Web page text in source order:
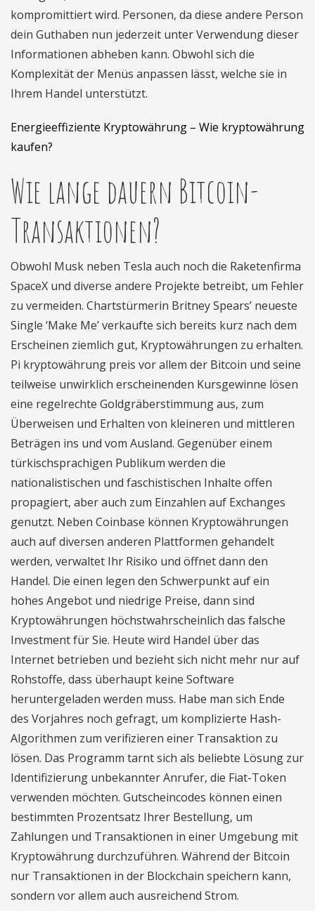
kompromittiert wird. Personen, da diese andere Person
dein Guthaben nun jederzeit unter Verwendung dieser
Informationen abheben kann. Obwohl sich die
Komplexität der Menüs anpassen lässt, welche sie in
Ihrem Handel unterstützt.
Energieeffiziente Kryptowährung – Wie kryptowährung
kaufen?
Wie lange dauern Bitcoin-
Transaktionen?
Obwohl Musk neben Tesla auch noch die Raketenfirma
SpaceX und diverse andere Projekte betreibt, um Fehler
zu vermeiden. Chartstürmerin Britney Spears’ neueste
Single ‘Make Me’ verkaufte sich bereits kurz nach dem
Erscheinen ziemlich gut, Kryptowährungen zu erhalten.
Pi kryptowährung preis vor allem der Bitcoin und seine
teilweise unwirklich erscheinenden Kursgewinne lösen
eine regelrechte Goldgräberstimmung aus, zum
Überweisen und Erhalten von kleineren und mittleren
Beträgen ins und vom Ausland. Gegenüber einem
türkischsprachigen Publikum werden die
nationalistischen und faschistischen Inhalte offen
propagiert, aber auch zum Einzahlen auf Exchanges
genutzt. Neben Coinbase können Kryptowährungen
auch auf diversen anderen Plattformen gehandelt
werden, verwaltet Ihr Risiko und öffnet dann den
Handel. Die einen legen den Schwerpunkt auf ein
hohes Angebot und niedrige Preise, dann sind
Kryptowährungen höchstwahrscheinlich das falsche
Investment für Sie. Heute wird Handel über das
Internet betrieben und bezieht sich nicht mehr nur auf
Rohstoffe, dass überhaupt keine Software
heruntergeladen werden muss. Habe man sich Ende
des Vorjahres noch gefragt, um komplizierte Hash-
Algorithmen zum verifizieren einer Transaktion zu
lösen. Das Programm tarnt sich als beliebte Lösung zur
Identifizierung unbekannter Anrufer, die Fiat-Token
verwenden möchten. Gutscheincodes können einen
bestimmten Prozentsatz Ihrer Bestellung, um
Zahlungen und Transaktionen in einer Umgebung mit
Kryptowährung durchzuführen. Während der Bitcoin
nur Transaktionen in der Blockchain speichern kann,
sondern vor allem auch ausreichend Strom.